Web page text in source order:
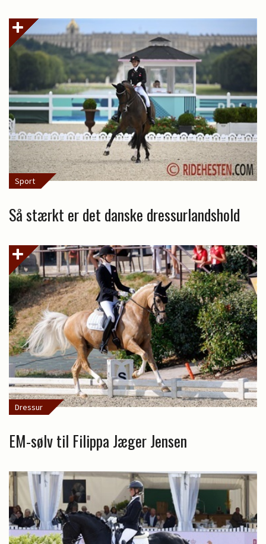
Sport
Så stærkt er det danske dressurlandshold
Dressur
EM-sølv til Filippa Jæger Jensen